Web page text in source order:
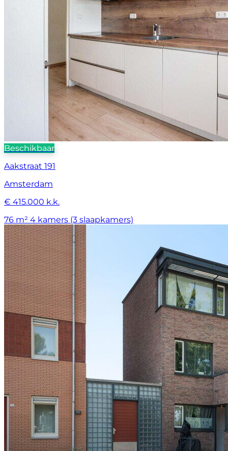
Beschikbaar
Aakstraat 191
Amsterdam
€ 415.000 k.k.
76 m² 4 kamers (3 slaapkamers)